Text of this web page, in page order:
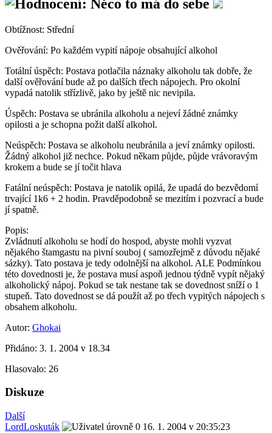
Obtížnost: Střední
Ověřování: Po každém vypití nápoje obsahující alkohol
Totální úspěch: Postava potlačila náznaky alkoholu tak dobře, že
další ověřování bude až po dalších třech nápojech. Pro okolní
vypadá natolik střízlivě, jako by ještě nic nevipila.
Úspěch: Postava se ubránila alkoholu a nejeví žádné známky
opilosti a je schopna požit další alkohol.
Neúspěch: Postava se alkoholu neubránila a jeví známky opilosti.
Žádný alkohol již nechce. Pokud někam půjde, půjde vrávoravým
krokem a bude se jí točit hlava
Fatální neúspěch: Postava je natolik opilá, že upadá do bezvědomí
trvající 1k6 + 2 hodin. Pravděpodobně se mezitím i pozvrací a bude
jí spatně.
Popis:
Zvládnutí alkoholu se hodí do hospod, abyste mohli vyzvat
nějakého štamgastu na pivní souboj ( samozřejmě z důvodu nějaké
sázky). Tato postava je tedy odolnější na alkohol. ALE Podmínkou
této dovednosti je, že postava musí aspoň jednou týdně vypít nějaký
alkoholický nápoj. Pokud se tak nestane tak se dovednost sníží o 1
stupeň. Tato dovednost se dá použít až po třech vypitých nápojech s
obsahem alkoholu.
Autor: Ghokai
Přidáno: 3. 1. 2004 v 18.34
Hlasovalo: 26
Diskuze
Další
LordLoskuták
16. 1. 2004 v 20:35:23